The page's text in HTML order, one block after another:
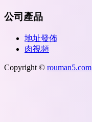
公司產品
地址發佈
肉視頻
Copyright © rouman5.com